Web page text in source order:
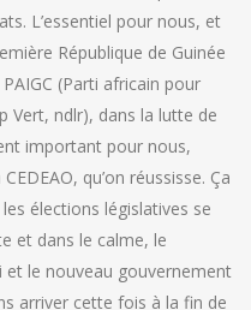
L’essentiel pour nous, et
République de Guinée
(Parti africain pour
Vert, ndlr), dans la lutte de
important pour nous,
qu’on réussisse. Ça
élections législatives se
et dans le calme, le
et le nouveau gouvernement
arriver cette fois à la fin de